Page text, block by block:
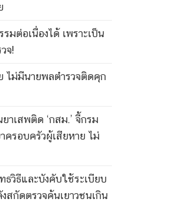
รมต่อเนื่องได้ เพราะเป็น
จ!
ไม่มีนายพลตำรวจติดคุก
าเสพติด ‘กสม.’ จี้กรม
ครอบครัวผู้เสียหาย ไม่
วิธีและบังคับใช้ระเบียบ
สกัดตรวจค้นเยาวชนเกิน